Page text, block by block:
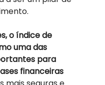
o índice de
uma das
para
financeiras